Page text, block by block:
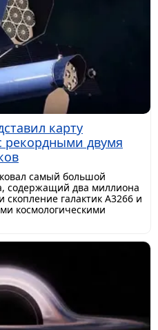
карту
рекордными двумя
самый большой
содержащий два миллиона
галактик A3266 и
космологическими